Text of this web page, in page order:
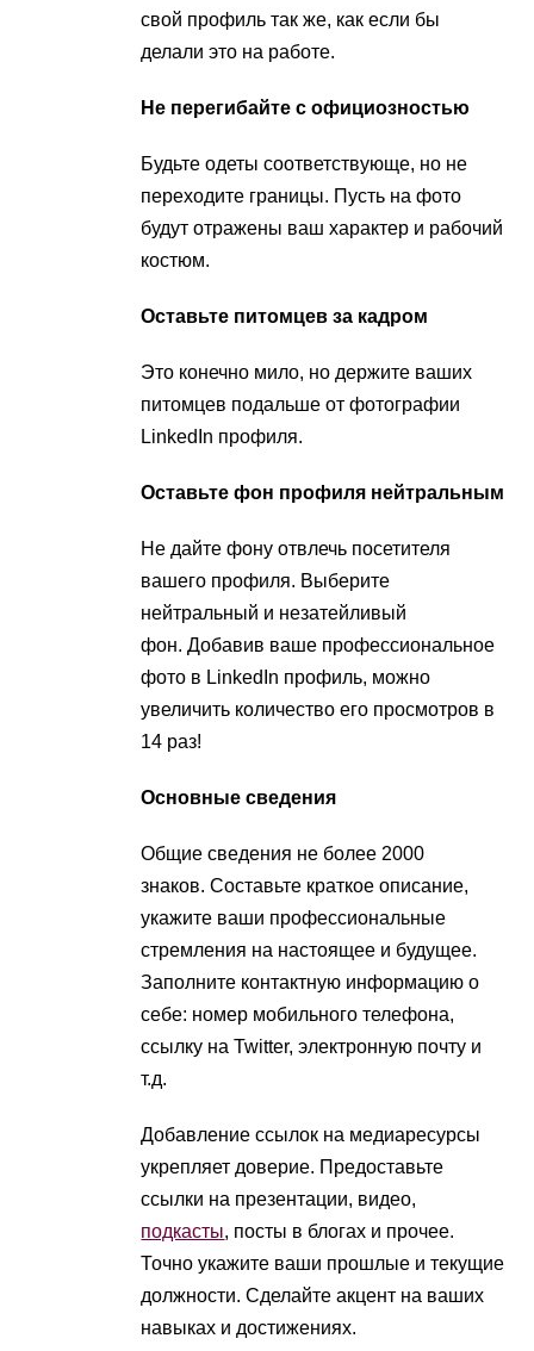
свой профиль так же, как если бы
делали это на работе.
Не перегибайте с официозностью
Будьте одеты соответствующе, но не
переходите границы. Пусть на фото
будут отражены ваш характер и рабочий
костюм.
Оставьте питомцев за кадром
Это конечно мило, но держите ваших
питомцев подальше от фотографии
LinkedIn профиля.
Оставьте фон профиля нейтральным
Не дайте фону отвлечь посетителя
вашего профиля. Выберите
нейтральный и незатейливый
фон. Добавив ваше профессиональное
фото в LinkedIn профиль, можно
увеличить количество его просмотров в
14 раз!
Основные сведения
Общие сведения не более 2000
знаков. Составьте краткое описание,
укажите ваши профессиональные
стремления на настоящее и будущее.
Заполните контактную информацию о
себе: номер мобильного телефона,
ссылку на Twitter, электронную почту и
т.д.
Добавление ссылок на медиаресурсы
укрепляет доверие. Предоставьте
ссылки на презентации, видео,
подкасты, посты в блогах и прочее.
Точно укажите ваши прошлые и текущие
должности. Сделайте акцент на ваших
навыках и достижениях.